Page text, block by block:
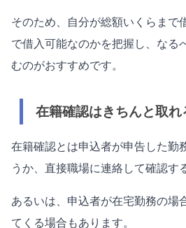
そのため、自分が総額いくらまで
で借入可能なのかを把握し、なる
むのがおすすめです。
在籍確認はきちんと取れ
在籍確認とは申込者が申告した勤
うか、直接職場に連絡して確認す
あるいは、申込者が在宅勤務の場
てくる場合もあります。